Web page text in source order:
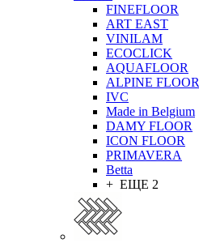
FINEFLOOR
ART EAST
VINILAM
ECOCLICK
AQUAFLOOR
ALPINE FLOOR
IVC
Made in Belgium
DAMY FLOOR
ICON FLOOR
PRIMAVERA
Betta
+ ЕЩЕ 2